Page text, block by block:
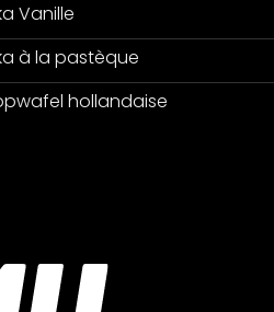
Vanille
à la pastèque
hollandaise